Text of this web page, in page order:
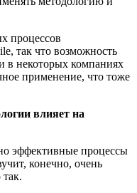
процессов
так что возможность
в некоторых компаниях
применение, что тоже
влияет на
эффективные процессы
конечно, очень